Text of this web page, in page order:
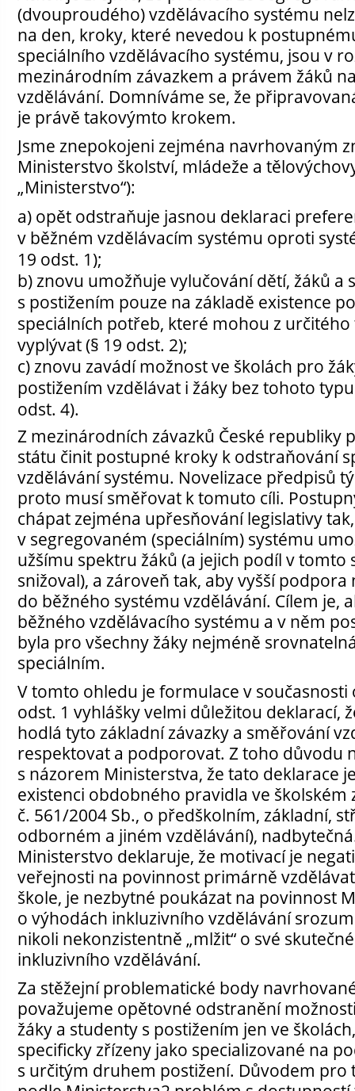
(dvouproudého) vzdělávacího systému
na den, kroky, které nevedou k
speciálního vzdělávacího systému, jsou v
mezinárodním závazkem a právem žáků
vzdělávání. Domníváme se, že
je právě takovýmto krokem.
Jsme znepokojeni zejména navrhovaným
Ministerstvo školství, mládeže a
„Ministerstvo“):
a) opět odstraňuje jasnou deklaraci
v běžném vzdělávacím systému oproti
19 odst. 1);
b) znovu umožňuje vylučování dětí, žáků a
s postižením pouze na základě existence
speciálních potřeb, které mohou z
vyplývat (§ 19 odst. 2);
c) znovu zavádí možnost ve školách pro
postižením vzdělávat i žáky bez tohoto
odst. 4).
Z mezinárodních závazků České republiky
státu činit postupné kroky k odstraňování
vzdělávání systému. Novelizace předpisů
proto musí směřovat k tomuto cíli.
chápat zejména upřesňování legislativy
v segregovaném (speciálním) systému
užšímu spektru žáků (a jejich podíl v tomto
snižoval), a zároveň tak, aby vyšší
do běžného systému vzdělávání. Cílem je,
běžného vzdělávacího systému a v něm
byla pro všechny žáky nejméně
speciálním.
V tomto ohledu je formulace v současnosti
odst. 1 vyhlášky velmi důležitou deklarací,
hodlá tyto základní závazky a směřování
respektovat a podporovat. Z toho důvodu
s názorem Ministerstva, že tato deklarace
existenci obdobného pravidla ve školském
č. 561/2004 Sb., o předškolním, základní,
odborném a jiném vzdělávání),
Ministerstvo deklaruje, že motivací je
veřejnosti na povinnost primárně
škole, je nezbytné poukázat na povinnost
o výhodách inkluzivního vzdělávání
nikoli nekonzistentně „mlžit“ o své
inkluzivního vzdělávání.
Za stěžejní problematické body
považujeme opětovné odstranění
žáky a studenty s postižením jen ve
specificky zřízeny jako specializované na
s určitým druhem postižení. Důvodem pro